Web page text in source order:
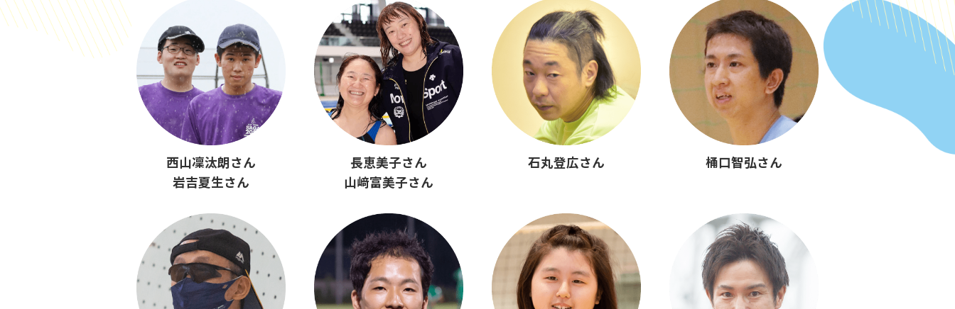
西山凜汰朗さん
岩吉夏生さん
長恵美子さん
山﨑富美子さん
石丸登広さん 桶口智弘さん